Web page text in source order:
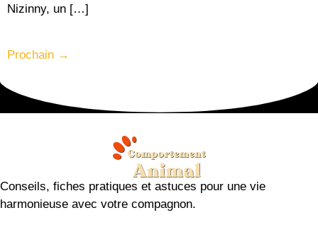
Nizinny, un […]
Prochain →
Conseils, fiches pratiques et astuces pour une vie
harmonieuse avec votre compagnon.